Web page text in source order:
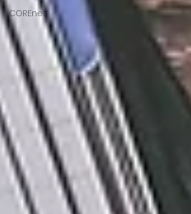
COREnet